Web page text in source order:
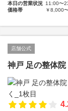
本日の営業状況 11:00〜
価格帯
￥8,000
店舗公式
神戸 足の整体院